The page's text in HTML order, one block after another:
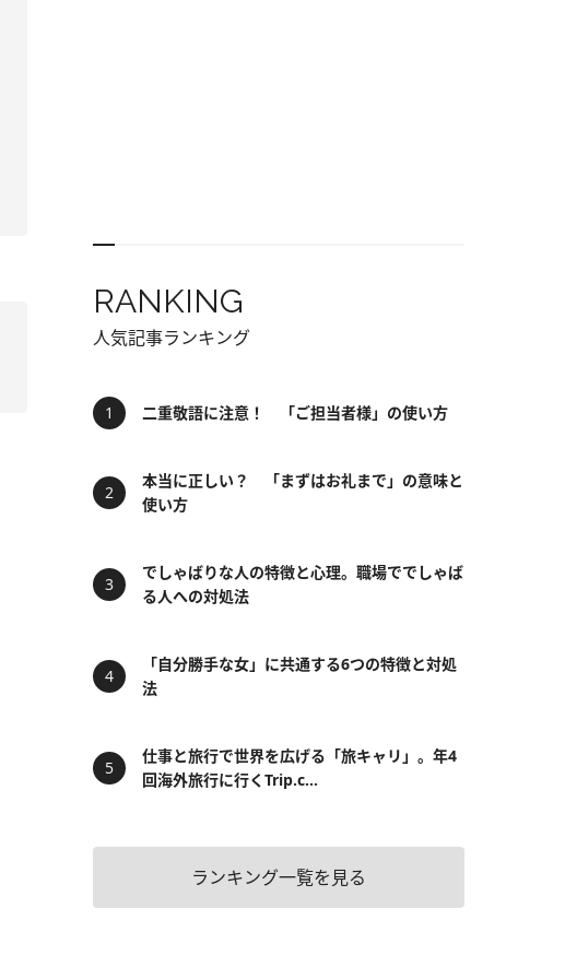
RANKING
人気記事ランキング
二重敬語に注意！ 「ご担当者様」の使い方
本当に正しい？ 「まずはお礼まで」の意味と
使い方
でしゃばりな人の特徴と心理。職場ででしゃば
る人への対処法
「自分勝手な女」に共通する6つの特徴と対処
法
仕事と旅行で世界を広げる「旅キャリ」。年4
回海外旅行に行くTrip.c...
ランキング一覧を見る